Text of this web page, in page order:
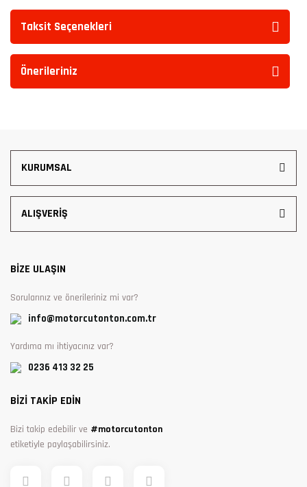
Taksit Seçenekleri
Önerileriniz
KURUMSAL
ALIŞVERİŞ
BİZE ULAŞIN
Sorularınız ve önerileriniz mi var?
info@motorcutonton.com.tr
Yardıma mı ihtiyacınız var?
0236 413 32 25
BİZİ TAKİP EDİN
Bizi takip edebilir ve #motorcutonton
etiketiyle paylaşabilirsiniz.